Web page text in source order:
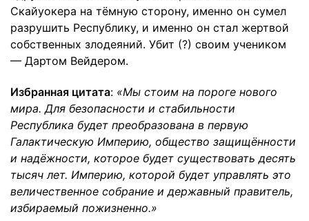
Скайуокера на тёмную сторону, именно он сумел
разрушить Республику, и именно он стал жертвой
собственных злодеяний. Убит (?) своим учеником
— Дартом Вейдером.
Избранная цитата: «Мы стоим на пороге нового
мира. Для безопасности и стабильности
Республика будет преобразована в первую
Галактическую Империю, общество защищённости
и надёжности, которое будет существовать десять
тысяч лет. Империю, которой будет управлять это
величественное собрание и державный правитель,
избираемый пожизненно.»